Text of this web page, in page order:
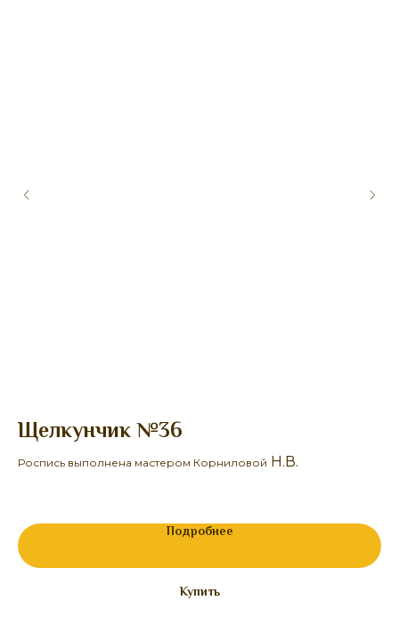
Щелкунчик №36
Роспись выполнена мастером Корниловой Н.В.
Подробнее
Купить